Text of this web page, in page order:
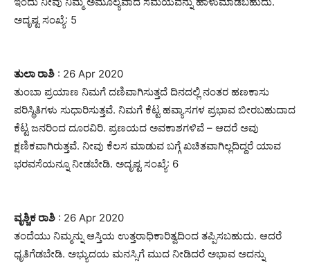
ಅದೃಷ್ಟ ಸಂಖ್ಯೆ: 5
ತುಲಾ ರಾಶಿ : 26 Apr 2020
ತುಂಬಾ ಪ್ರಯಾಣ ನಿಮಗೆ ದಣಿವಾಗಿಸುತ್ತದೆ ದಿನದಲ್ಲಿ ನಂತರ ಹಣಕಾಸು
ಪರಿಸ್ಥಿತಿಗಳು ಸುಧಾರಿಸುತ್ತವೆ. ನಿಮಗೆ ಕೆಟ್ಟ ಹವ್ಯಾಸಗಳ ಪ್ರಭಾವ ಬೀರಬಹುದಾದ
ಕೆಟ್ಟ ಜನರಿಂದ ದೂರವಿರಿ. ಪ್ರಣಯದ ಅವಕಾಶಗಳಿವೆ – ಆದರೆ ಅವು
ಕ್ಷಣಿಕವಾಗಿರುತ್ತವೆ. ನೀವು ಕೆಲಸ ಮಾಡುವ ಬಗ್ಗೆ ಖಚಿತವಾಗಿಲ್ಲದಿದ್ದರೆ ಯಾವ
ಭರವಸೆಯನ್ನೂ ನೀಡಬೇಡಿ. ಅದೃಷ್ಟ ಸಂಖ್ಯೆ: 6
ವೃಶ್ಚಿಕ ರಾಶಿ : 26 Apr 2020
ತಂದೆಯು ನಿಮ್ಮನ್ನು ಆಸ್ತಿಯ ಉತ್ತರಾಧಿಕಾರಿತ್ವದಿಂದ ತಪ್ಪಿಸಬಹುದು. ಆದರೆ
ಧೃತಿಗೆಡಬೇಡಿ. ಅಭ್ಯುದಯ ಮನಸ್ಸಿಗೆ ಮುದ ನೀಡಿದರೆ ಅಭಾವ ಅದನ್ನು